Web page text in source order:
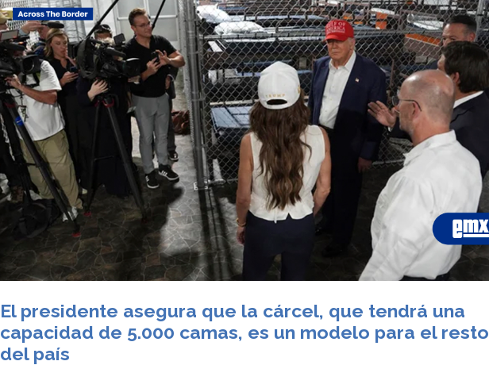
El presidente asegura que la cárcel, que tendrá una
capacidad de 5.000 camas, es un modelo para el resto
del país